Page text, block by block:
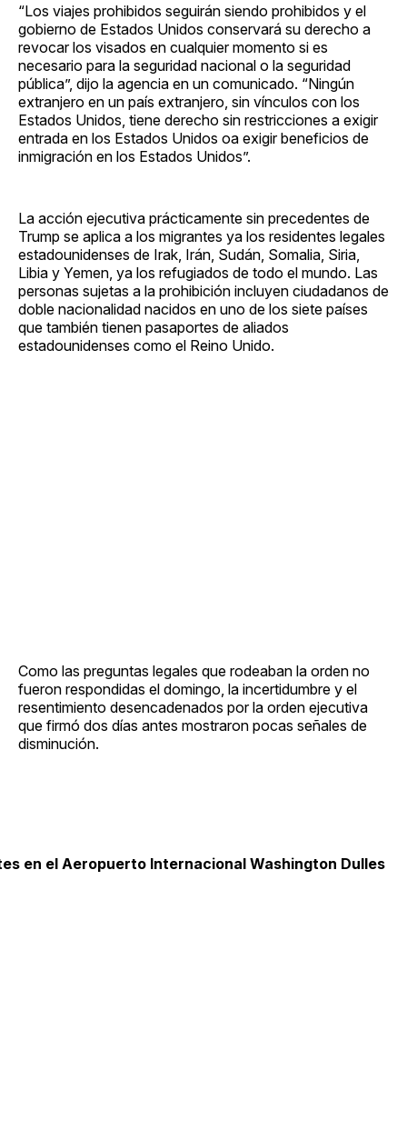
“Los viajes prohibidos seguirán siendo prohibidos y el
gobierno de Estados Unidos conservará su derecho a
revocar los visados ​​en cualquier momento si es
necesario para la seguridad nacional o la seguridad
pública”, dijo la agencia en un comunicado. “Ningún
extranjero en un país extranjero, sin vínculos con los
Estados Unidos, tiene derecho sin restricciones a exigir
entrada en los Estados Unidos oa exigir beneficios de
inmigración en los Estados Unidos”.
La acción ejecutiva prácticamente sin precedentes de
Trump se aplica a los migrantes ya los residentes legales
estadounidenses de Irak, Irán, Sudán, Somalia, Siria,
Libia y Yemen, ya los refugiados de todo el mundo. Las
personas sujetas a la prohibición incluyen ciudadanos de
doble nacionalidad nacidos en uno de los siete países
que también tienen pasaportes de aliados
estadounidenses como el Reino Unido.
Como las preguntas legales que rodeaban la orden no
fueron respondidas el domingo, la incertidumbre y el
resentimiento desencadenados por la orden ejecutiva
que firmó dos días antes mostraron pocas señales de
disminución.
en el Aeropuerto Internacional Washington Dulles